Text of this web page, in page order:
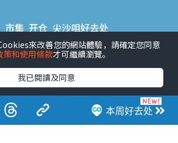
本周好去处
市集 开仓 尖沙咀好去处
去处 荃湾好去处 旺角好去处 社会
气活动推介 #美食社群热话
#ULifestyle应用程式
#限时抢
#ULifestyle商户中心 #著数 #网络热话
來改善您的網站體驗，請確定您同意
策和使用條款才可繼續瀏覽。
我已閱讀及同意